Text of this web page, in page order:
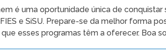
é uma oportunidade única de conquistar
e SiSU. Prepare-se da melhor forma
esses programas têm a oferecer. Boa